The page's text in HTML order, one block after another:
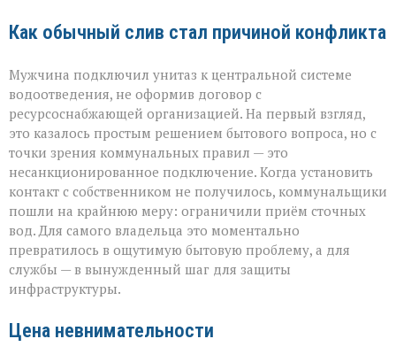
Как обычный слив стал причиной конфликта
Мужчина подключил унитаз к центральной системе
водоотведения, не оформив договор с
ресурсоснабжающей организацией. На первый взгляд,
это казалось простым решением бытового вопроса, но с
точки зрения коммунальных правил — это
несанкционированное подключение. Когда установить
контакт с собственником не получилось, коммунальщики
пошли на крайнюю меру: ограничили приём сточных
вод. Для самого владельца это моментально
превратилось в ощутимую бытовую проблему, а для
службы — в вынужденный шаг для защиты
инфраструктуры.
Цена невнимательности